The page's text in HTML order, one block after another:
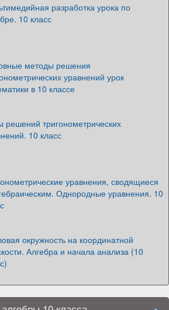
разработка урока по
10 класс
методы решения
уравнений урок
в 10 классе
решений тригонометрических
10 класс
уравнения, сводящиеся
Однородные уравнения. 10
окружность на координатной
Алгебра и начала анализа (10